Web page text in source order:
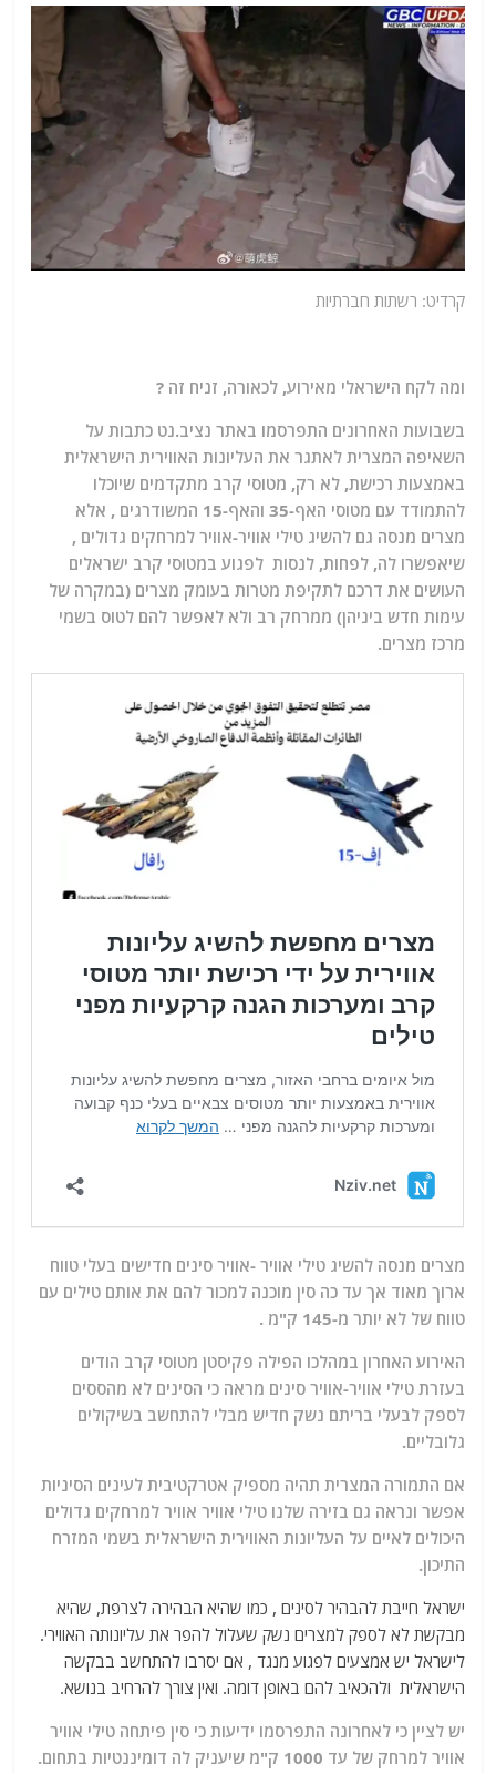
קרדיט: רשתות חברתיות
ומה לקח הישראלי מאירוע, לכאורה, זניח זה ?
בשבועות האחרונים התפרסמו באתר נציב.נט כתבות על
השאיפה המצרית לאתגר את העליונות האווירית הישראלית
באמצעות רכישת, לא רק, מטוסי קרב מתקדמים שיוכלו
להתמודד עם מטוסי האף-35 והאף-15 המשודרגים , אלא
מצרים מנסה גם להשיג טילי אוויר-אוויר למרחקים גדולים ,
שיאפשרו לה, לפחות, לנסות לפגוע במטוסי קרב ישראלים
העושים את דרכם לתקיפת מטרות בעומק מצרים (במקרה של
עימות חדש ביניהן) ממרחק רב ולא לאפשר להם לטוס בשמי
מרכז מצרים.
מצרים מנסה להשיג טילי אוויר -אוויר סינים חדישים בעלי טווח
ארוך מאוד אך עד כה סין מוכנה למכור להם את אותם טילים עם
טווח של לא יותר מ-145 ק"מ .
האירוע האחרון במהלכו הפילה פקיסטן מטוסי קרב הודים
בעזרת טילי אוויר-אוויר סינים מראה כי הסינים לא מהססים
לספק לבעלי בריתם נשק חדיש מבלי להתחשב בשיקולים
גלובליים.
אם התמורה המצרית תהיה מספיק אטרקטיבית לעינים הסיניות
אפשר ונראה גם בזירה שלנו טילי אוויר אוויר למרחקים גדולים
היכולים לאיים על העליונות האווירית הישראלית בשמי המזרח
התיכון.
ישראל חייבת להבהיר לסינים , כמו שהיא הבהירה לצרפת, שהיא
מבקשת לא לספק למצרים נשק שעלול להפר את עליונותה האווירי.
לישראל יש אמצעים לפגוע מנגד , אם יסרבו להתחשב בבקשה
הישראלית ולהכאיב להם באופן דומה. ואין צורך להרחיב בנושא.
יש לציין כי לאחרונה התפרסמו ידיעות כי סין פיתחה טילי אוויר
אוויר למרחק של עד 1000 ק"מ שיעניק לה דומיננטיות בתחום.